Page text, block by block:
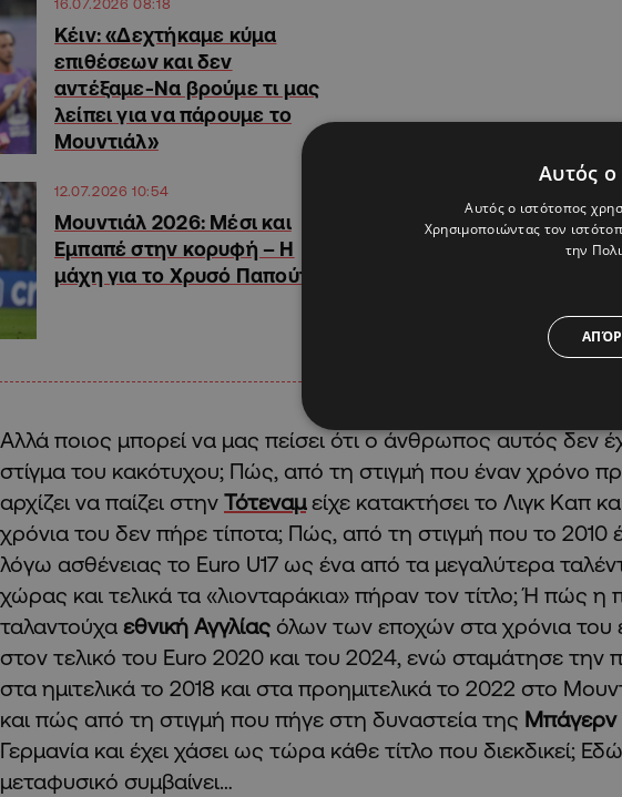
Κέιν: «Δεχτήκαμε κύμα
επιθέσεων και δεν
αντέξαμε-Να βρούμε τι μας
λείπει για να πάρουμε το
Μουντιάλ»
12.07.2026 10:54
Μουντιάλ 2026: Μέσι και
Εμπαπέ στην κορυφή – Η
μάχη για το Χρυσό Παπούτσι
Αλλά ποιος μπορεί να μας πείσει ότι ο άνθρωπος αυτός δεν
στίγμα του κακότυχου; Πώς, από τη στιγμή που έναν χρόνο
αρχίζει να παίζει στην Τότεναμ είχε κατακτήσει το Λιγκ Καπ
χρόνια του δεν πήρε τίποτα; Πώς, από τη στιγμή που το 2010
λόγω ασθένειας το Euro U17 ως ένα από τα μεγαλύτερα
χώρας και τελικά τα «λιονταράκια» πήραν τον τίτλο; Ή πώς η
ταλαντούχα εθνική Αγγλίας όλων των εποχών στα χρόνια του
στον τελικό του Euro 2020 και του 2024, ενώ σταμάτησε την
στα ημιτελικά το 2018 και στα προημιτελικά το 2022 στο
και πώς από τη στιγμή που πήγε στη δυναστεία της Μπάγερν
Γερμανία και έχει χάσει ως τώρα κάθε τίτλο που διεκδικεί;
μεταφυσικό συμβαίνει…
Αυτός ο
Αυτός ο ιστότοπος
Χρησιμοποιώντας τον
την